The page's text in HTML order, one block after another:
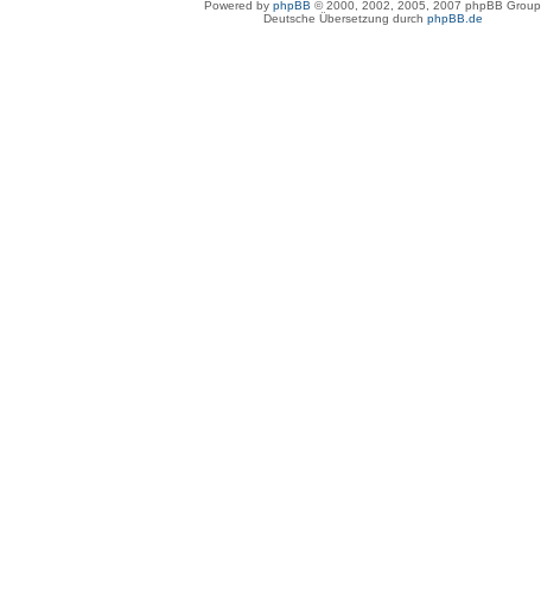
Powered by phpBB © 2000, 2002, 2005, 2007 phpBB Group
Deutsche Übersetzung durch phpBB.de